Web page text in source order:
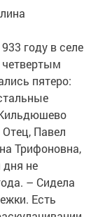
году в селе
пятеро:
Павел
Трифоновна,
дня не
– Сидела
Есть